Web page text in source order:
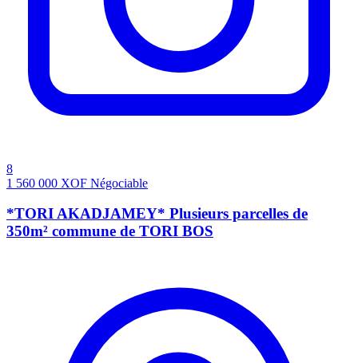
8
1 560 000 XOF Négociable
*TORI AKADJAMEY* Plusieurs parcelles de
350m² commune de TORI BOS